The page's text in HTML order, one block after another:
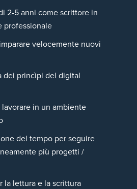
2-5 anni come scrittore in
professionale
velocemente nuovi
dei princìpi del digital
in un ambiente
del tempo per seguire
più progetti /
la lettura e la scrittura